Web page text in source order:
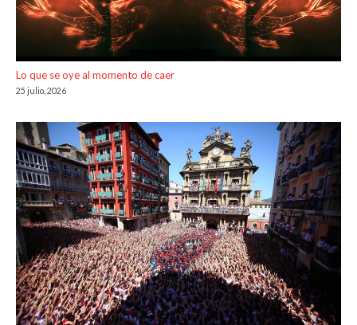
Lo que se oye al momento de caer
25 julio, 2026